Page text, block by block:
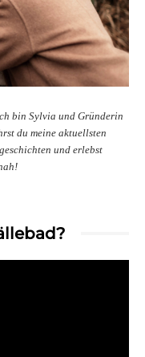
bin Sylvia und Gründerin
du meine aktuellsten
und erlebst